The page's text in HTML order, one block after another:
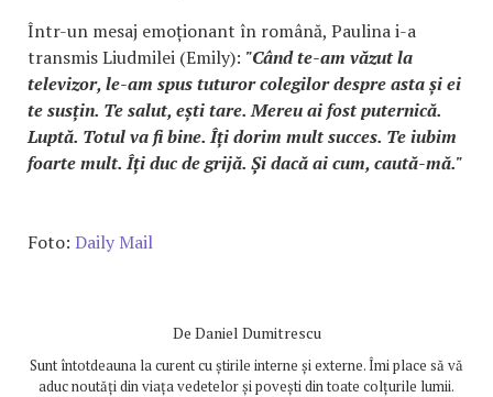
Într-un mesaj emoționant în română, Paulina i-a
transmis Liudmilei (Emily): "Când te-am văzut la
televizor, le-am spus tuturor colegilor despre asta și ei
te susțin. Te salut, ești tare. Mereu ai fost puternică.
Luptă. Totul va fi bine. Îți dorim mult succes. Te iubim
foarte mult. Îți duc de grijă. Și dacă ai cum, caută-mă."
Foto: Daily Mail
De Daniel Dumitrescu
Sunt întotdeauna la curent cu știrile interne și externe. Îmi place să vă
aduc noutăți din viața vedetelor și povești din toate colțurile lumii.